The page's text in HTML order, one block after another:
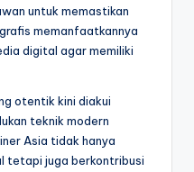
untuk memastikan
memanfaatkannya
digital agar memiliki
otentik kini diakui
teknik modern
Asia tidak hanya
tetapi juga berkontribusi